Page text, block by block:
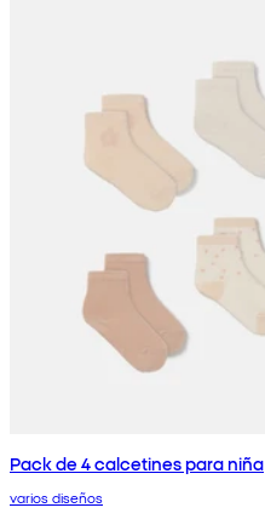
Pack de 4 calcetines para niña
varios diseños